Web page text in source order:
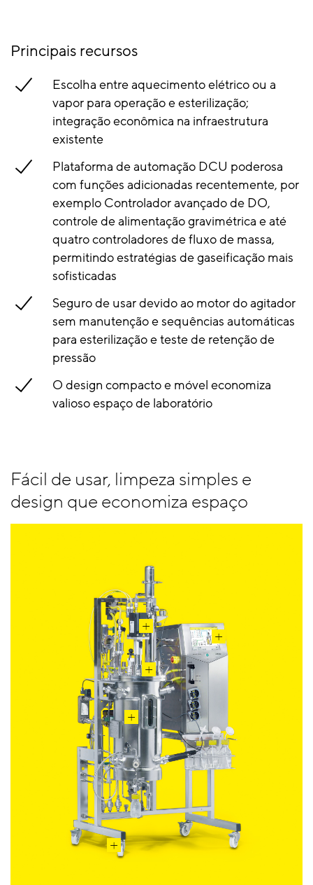
Principais recursos
Escolha entre aquecimento elétrico ou a
vapor para operação e esterilização;
integração econômica na infraestrutura
existente
Plataforma de automação DCU poderosa
com funções adicionadas recentemente, por
exemplo Controlador avançado de DO,
controle de alimentação gravimétrica e até
quatro controladores de fluxo de massa,
permitindo estratégias de gaseificação mais
sofisticadas
Seguro de usar devido ao motor do agitador
sem manutenção e sequências automáticas
para esterilização e teste de retenção de
pressão
O design compacto e móvel economiza
valioso espaço de laboratório
Fácil de usar, limpeza simples e
design que economiza espaço